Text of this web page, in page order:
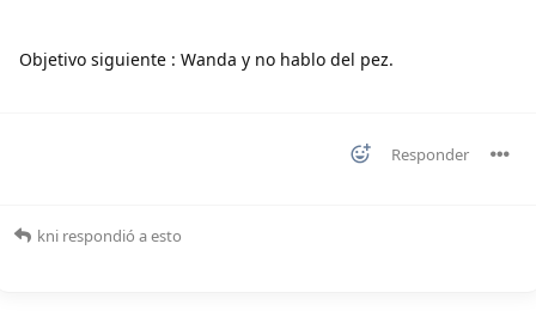
Objetivo siguiente : Wanda y no hablo del pez.
Responder
kni respondió a esto